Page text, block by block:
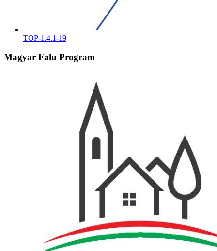
TOP-1.4.1-19
Magyar Falu Program